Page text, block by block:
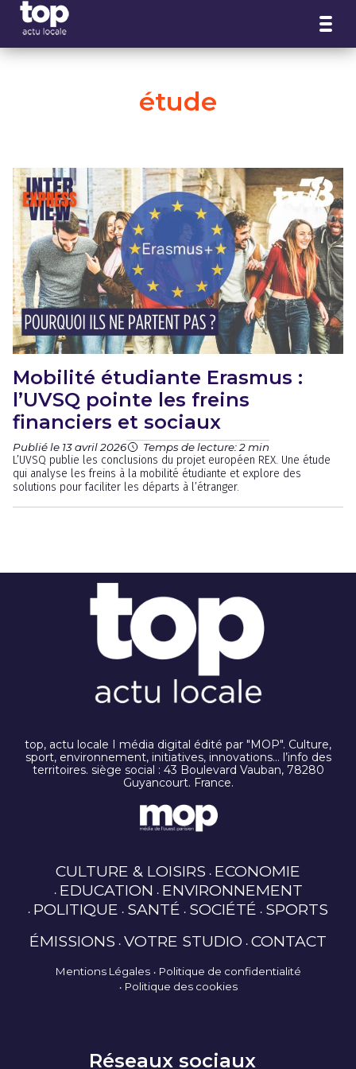
étude
Mobilité étudiante Erasmus :
l’UVSQ pointe les freins
financiers et sociaux
Publié le 13 avril 2026 Temps de lecture: 2 min
L’UVSQ publie les conclusions du projet européen REX. Une étude
qui analyse les freins à la mobilité étudiante et explore des
solutions pour faciliter les départs à l’étranger.
top, actu locale I média digital édité par "MOP". Culture,
sport, environnement, initiatives, innovations… l’info des
territoires. siège social : 43 Boulevard Vauban, 78280
Guyancourt. France.
CULTURE & LOISIRS ECONOMIE
EDUCATION ENVIRONNEMENT
POLITIQUE SANTÉ SOCIÉTÉ SPORTS
ÉMISSIONS VOTRE STUDIO CONTACT
Mentions Légales
Politique de confidentialité
Politique des cookies
Réseaux sociaux
Panneau de gestion des cookies